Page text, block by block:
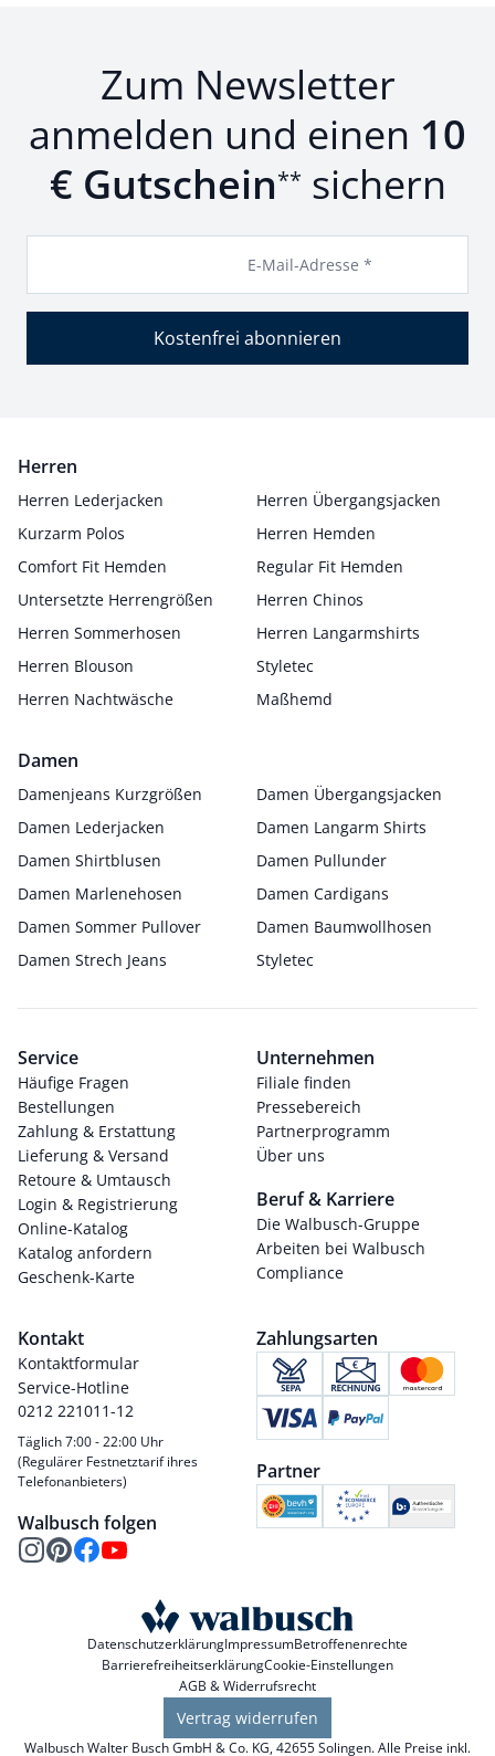
Zum Newsletter
anmelden und einen 10
€ Gutschein** sichern
E-Mail-Adresse *
Kostenfrei abonnieren
Herren
Herren Lederjacken
Herren Übergangsjacken
Kurzarm Polos
Herren Hemden
Comfort Fit Hemden
Regular Fit Hemden
Untersetzte Herrengrößen
Herren Chinos
Herren Sommerhosen
Herren Langarmshirts
Herren Blouson
Styletec
Herren Nachtwäsche
Maßhemd
Damen
Damenjeans Kurzgrößen
Damen Übergangsjacken
Damen Lederjacken
Damen Langarm Shirts
Damen Shirtblusen
Damen Pullunder
Damen Marlenehosen
Damen Cardigans
Damen Sommer Pullover
Damen Baumwollhosen
Damen Strech Jeans
Styletec
Service
Häufige Fragen
Bestellungen
Zahlung & Erstattung
Lieferung & Versand
Retoure & Umtausch
Login & Registrierung
Online-Katalog
Katalog anfordern
Geschenk-Karte
Unternehmen
Filiale finden
Pressebereich
Partnerprogramm
Über uns
Beruf & Karriere
Die Walbusch-Gruppe
Arbeiten bei Walbusch
Compliance
Kontakt
Kontaktformular
Service-Hotline
0212 221011-12
Täglich 7:00 - 22:00 Uhr
(Regulärer Festnetztarif ihres
Telefonanbieters)
Walbusch folgen
Zahlungsarten
Partner
DatenschutzerklärungImpressumBetroffenenrechte
BarrierefreiheitserklärungCookie-Einstellungen
AGB & Widerrufsrecht
Vertrag widerrufen
Walbusch Walter Busch GmbH & Co. KG, 42655 Solingen. Alle Preise inkl.